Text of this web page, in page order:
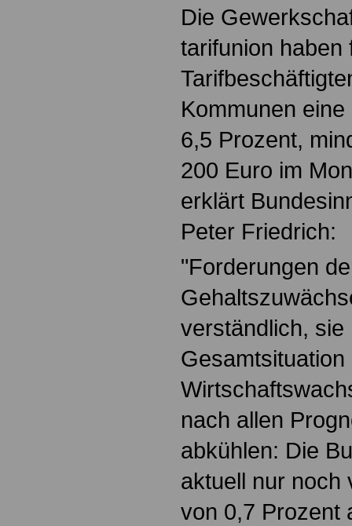
Die
tarifunion haben
Kommunen
6,5 Prozent,
200 Euro im
erklärt
Peter Friedrich:
"Forderungen
verständlich,
nach allen
abkühlen: Die
aktuell nur noch
von 0,7 Prozent